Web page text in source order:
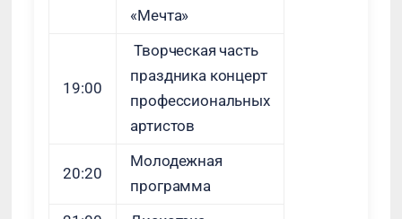
«Мечта»
19:00
Творческая часть
праздника концерт
профессиональных
артистов
20:20
Молодежная
программа